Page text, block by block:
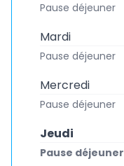
Pause déjeuner
Mardi
Pause déjeuner
Mercredi
Pause déjeuner
Jeudi
Pause déjeuner